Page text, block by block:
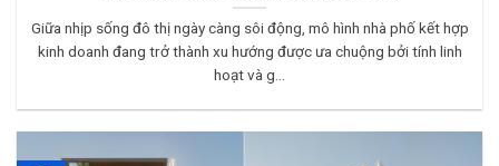
Giữa nhịp sống đô thị ngày càng sôi động, mô hình nhà phố kết hợp
kinh doanh đang trở thành xu hướng được ưa chuộng bởi tính linh
hoạt và g...